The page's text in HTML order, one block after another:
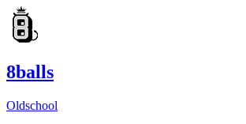
8balls
Oldschool